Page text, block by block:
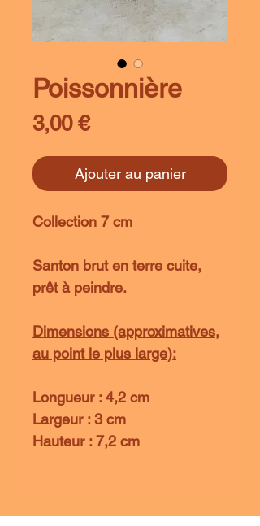
Poissonnière
3,00 €Prix
Ajouter au panier
Collection 7 cm
Santon brut en terre cuite,
prêt à peindre.
Dimensions (approximatives,
au point le plus large):
Longueur : 4,2 cm
Largeur : 3 cm
Hauteur : 7,2 cm